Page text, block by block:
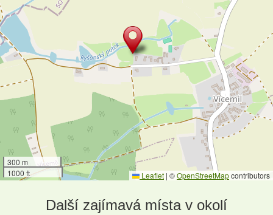
300 m
1000 ft
Leaflet | ©OpenStreetMapcontributors
Další zajímavá místa v okolí